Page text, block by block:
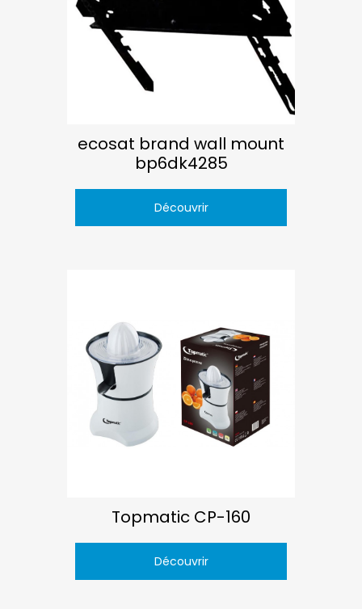
ecosat brand wall mount
bp6dk4285
Découvrir
Topmatic CP-160
Découvrir